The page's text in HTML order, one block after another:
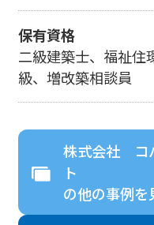
保有資格
二級建築士、福祉住
級、増改築相談員
株式会社 コ
ト
の他の事例を